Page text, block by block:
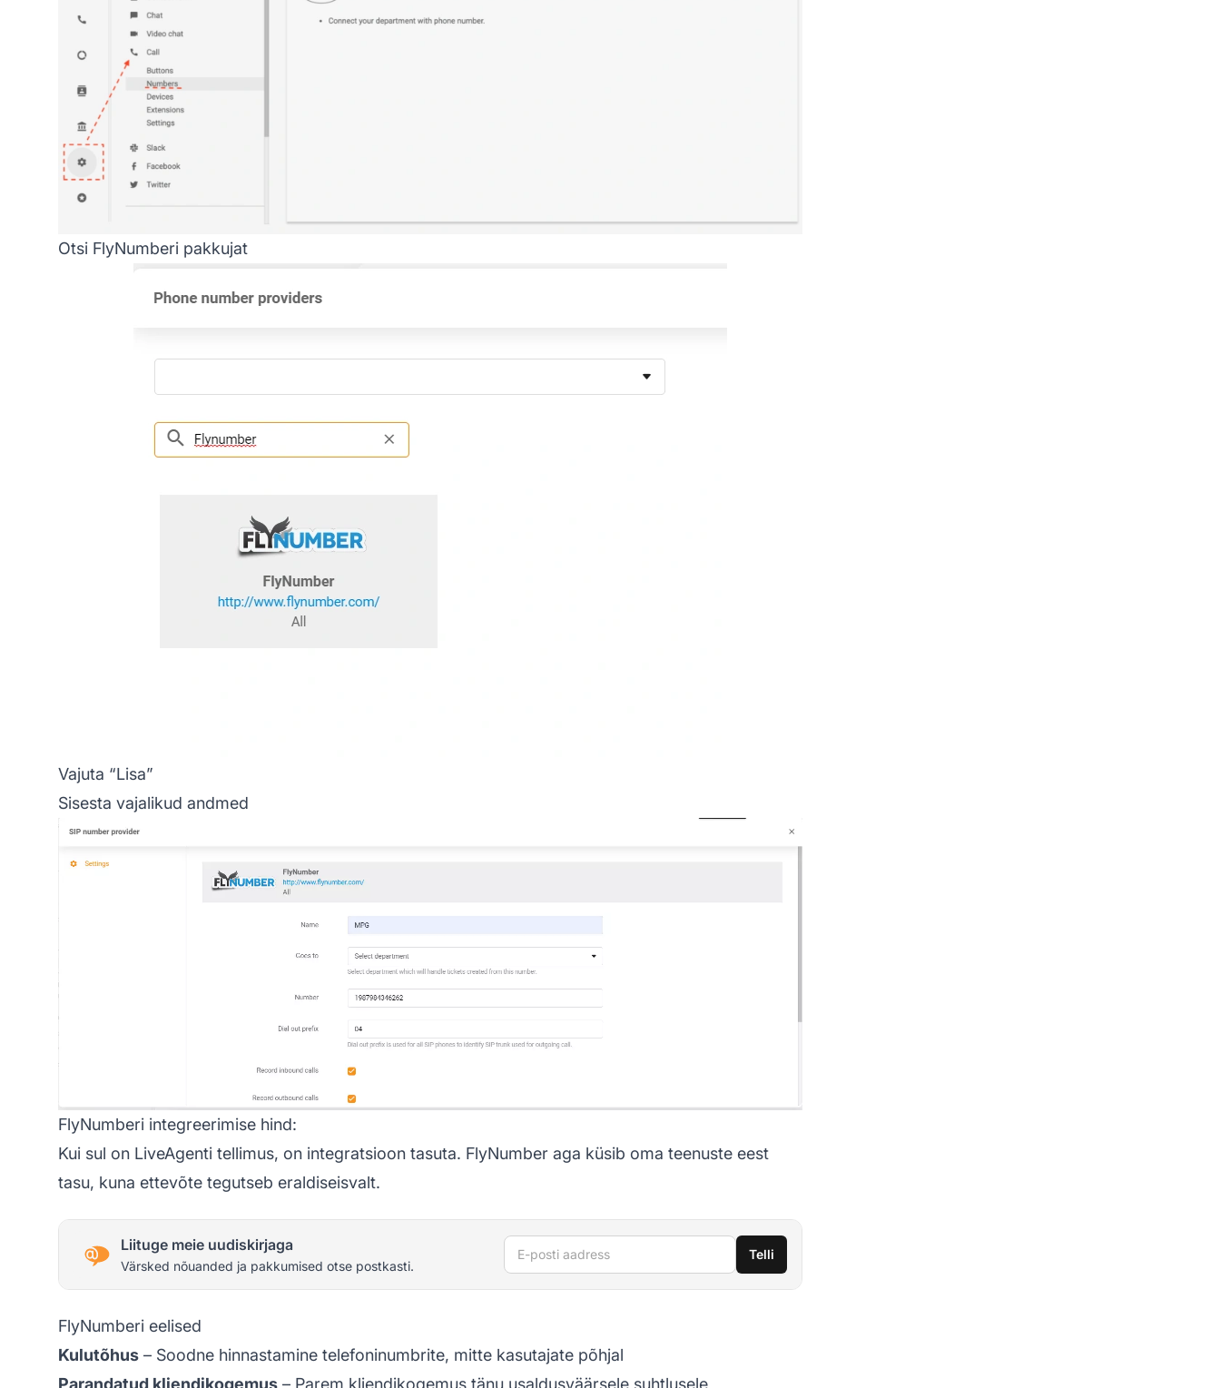
Otsi FlyNumberi pakkujat
Vajuta “Lisa”
Sisesta vajalikud andmed
FlyNumberi integreerimise hind:
Kui sul on LiveAgenti tellimus, on integratsioon tasuta. FlyNumber aga küsib oma teenuste eest
tasu, kuna ettevõte tegutseb eraldiseisvalt.
Liituge meie uudiskirjaga
Värsked nõuanded ja pakkumised otse postkasti.
E-posti aadress Telli
FlyNumberi eelised
Kulutõhus – Soodne hinnastamine telefoni­numbrite, mitte kasutajate põhjal